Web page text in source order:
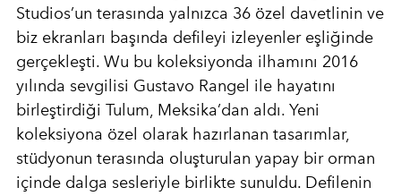
Studios’un terasında yalnızca 36 özel davetlinin ve
biz ekranları başında defileyi izleyenler eşliğinde
gerçekleşti. Wu bu koleksiyonda ilhamını 2016
yılında sevgilisi Gustavo Rangel ile hayatını
birleştirdiği Tulum, Meksika’dan aldı. Yeni
koleksiyona özel olarak hazırlanan tasarımlar,
stüdyonun terasında oluşturulan yapay bir orman
içinde dalga sesleriyle birlikte sunuldu. Defilenin